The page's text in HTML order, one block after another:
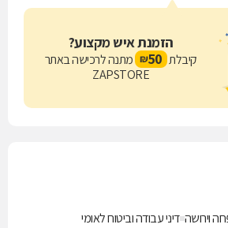
הזמנת איש מקצוע?
קיבלת 50
₪ מתנה לרכישה באתר
ZAPSTORE
וירושה דיני עבודה וביטוח לאומי